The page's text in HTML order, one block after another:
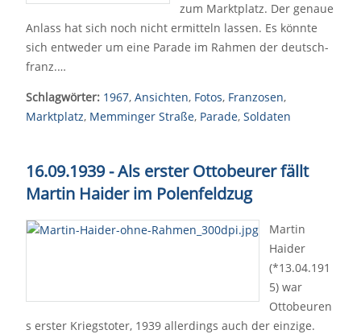
zum Marktplatz. Der genaue
Anlass hat sich noch nicht ermitteln lassen. Es könnte
sich entweder um eine Parade im Rahmen der deutsch-
franz.…
Schlagwörter: 1967, Ansichten, Fotos, Franzosen,
Marktplatz, Memminger Straße, Parade, Soldaten
16.09.1939 - Als erster Ottobeurer fällt
Martin Haider im Polenfeldzug
Martin
Haider
(*13.04.191
5) war
Ottobeuren
s erster Kriegstoter, 1939 allerdings auch der einzige.